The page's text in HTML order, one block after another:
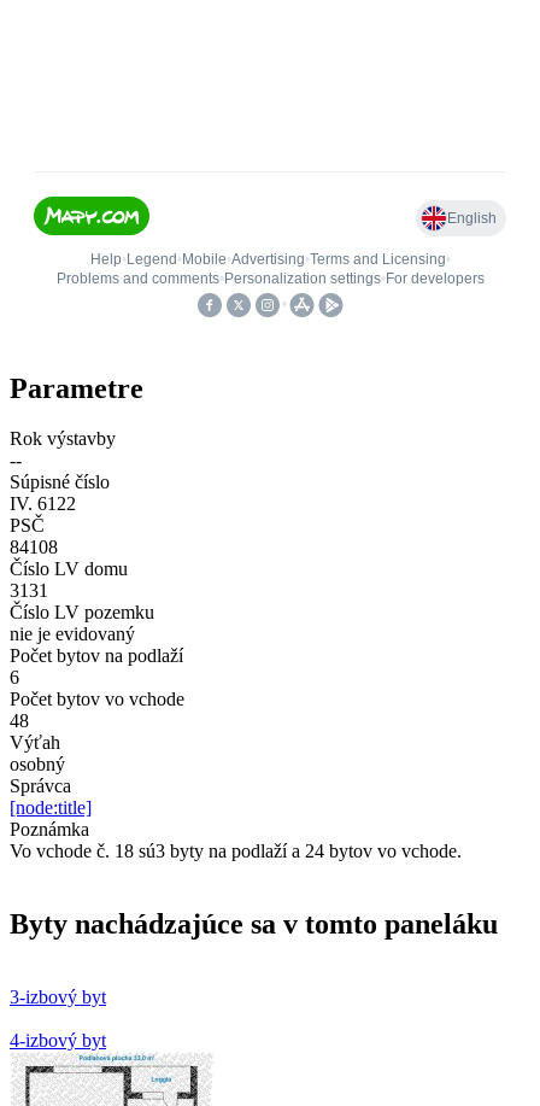
Parametre
Rok výstavby
--
Súpisné číslo
IV. 6122
PSČ
84108
Číslo LV domu
3131
Číslo LV pozemku
nie je evidovaný
Počet bytov na podlaží
6
Počet bytov vo vchode
48
Výťah
osobný
Správca
[node:title]
Poznámka
Vo vchode č. 18 sú3 byty na podlaží a 24 bytov vo vchode.
Byty nachádzajúce sa v tomto paneláku
3-izbový byt
4-izbový byt